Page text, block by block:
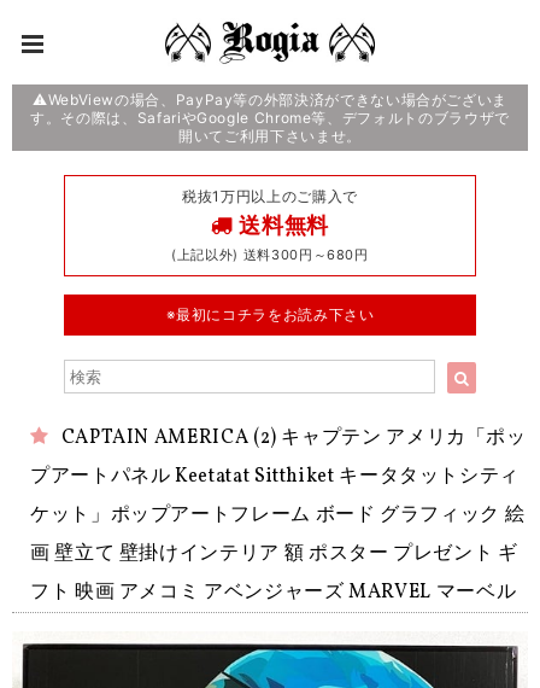
⚠️WebViewの場合、PayPay等の外部決済ができない場合がございま
す。その際は、SafariやGoogle Chrome等、デフォルトのブラウザで
開いてご利用下さいませ。
税抜1万円以上のご購入で
送料無料
(上記以外) 送料300円～680円
※最初にコチラをお読み下さい
CAPTAIN AMERICA (2) キャプテン アメリカ「ポッ
プアートパネル Keetatat Sitthiket キータタットシティ
ケット」ポップアートフレーム ボード グラフィック 絵
画 壁立て 壁掛けインテリア 額 ポスター プレゼント ギ
フト 映画 アメコミ アベンジャーズ MARVEL マーベル